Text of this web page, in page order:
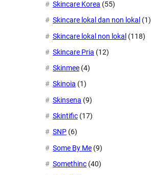
Skincare Korea (55)
Skincare lokal dan non lokal (1)
Skincare lokal non lokal (118)
Skincare Pria (12)
Skinmee (4)
Skinoia (1)
Skinsena (9)
Skintific (17)
SNP (6)
Some By Me (9)
Somethinc (40)